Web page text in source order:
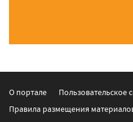
О портале
Пользовательское
Правила размещения